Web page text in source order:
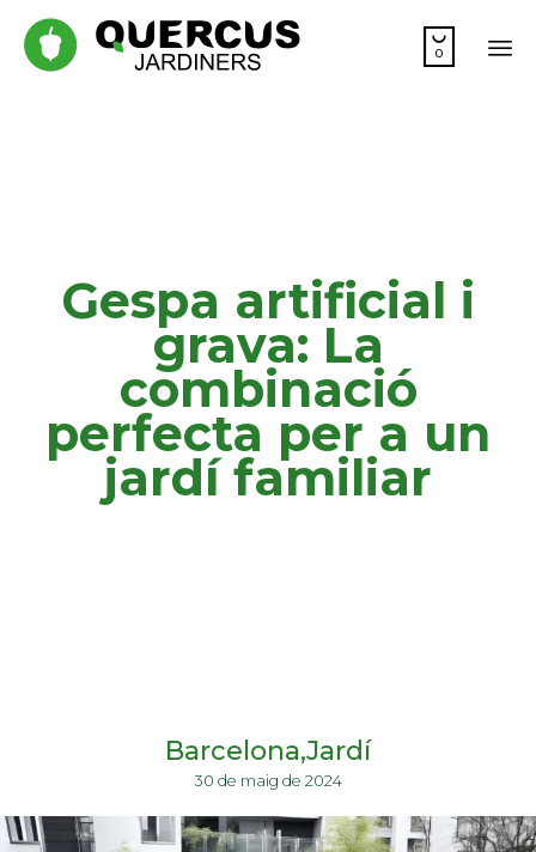

0
Gespa artificial i
grava: La
combinació
perfecta per a un
jardí familiar
Barcelona Jardí
30 de maig de 2024